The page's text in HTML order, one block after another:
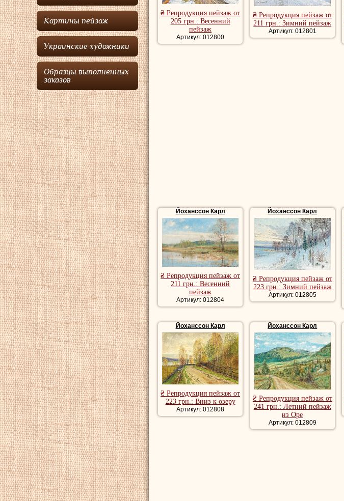
Картины пейзаж
Украинские художники
Образцы выполненных
заказов
₴ Репродукция пейзаж от
205 грн.: Весенний
пейзаж
Артикул: 012800
₴ Репродукция пейзаж от
211 грн.: Зимний пейзаж
Артикул: 012801
Йоханссон Карл
₴ Репродукция пейзаж от
211 грн.: Весенний
пейзаж
Артикул: 012804
Йоханссон Карл
₴ Репродукция пейзаж от
223 грн.: Зимний пейзаж
Артикул: 012805
Йоханссон Карл
₴ Репродукция пейзаж от
223 грн.: Вниз к озеру
Артикул: 012808
Йоханссон Карл
₴ Репродукция пейзаж от
241 грн.: Летний пейзаж
из Оре
Артикул: 012809